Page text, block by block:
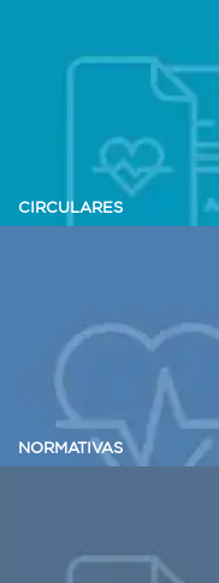
CIRCULARES
NORMATIVAS